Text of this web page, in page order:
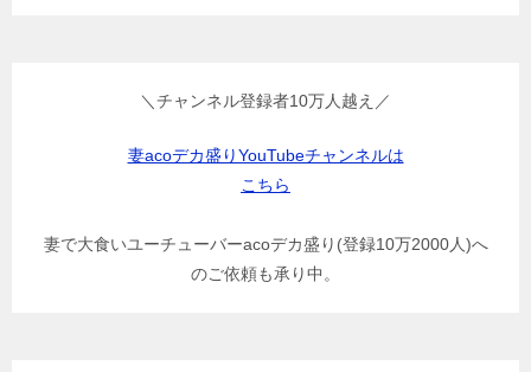
＼チャンネル登録者10万人越え／
妻acoデカ盛りYouTubeチャンネルは
こちら
妻で大食いユーチューバーacoデカ盛り(登録10万2000人)へ
のご依頼も承り中。